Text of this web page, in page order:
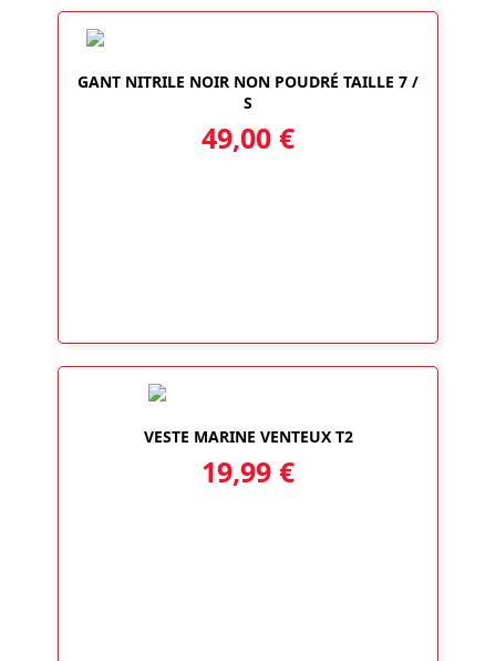
GANT NITRILE NOIR NON POUDRÉ TAILLE 7 /
S
49,00 €
VESTE MARINE VENTEUX T2
19,99 €